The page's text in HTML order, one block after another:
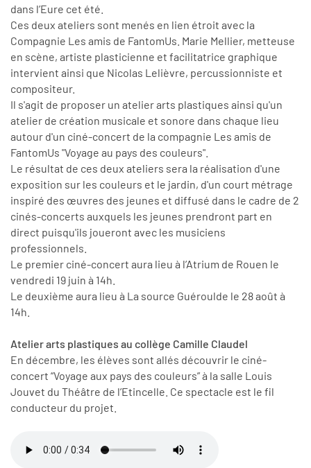
dans l’Eure cet été.
Ces deux ateliers sont menés en lien étroit avec la
Compagnie Les amis de FantomUs. Marie Mellier, metteuse
en scène, artiste plasticienne et facilitatrice graphique
intervient ainsi que Nicolas Lelièvre, percussionniste et
compositeur.
Il s'agit de proposer un atelier arts plastiques ainsi qu'un
atelier de création musicale et sonore dans chaque lieu
autour d'un ciné-concert de la compagnie Les amis de
FantomUs "Voyage au pays des couleurs".
Le résultat de ces deux ateliers sera la réalisation d'une
exposition sur les couleurs et le jardin, d'un court métrage
inspiré des œuvres des jeunes et diffusé dans le cadre de 2
cinés-concerts auxquels les jeunes prendront part en
direct puisqu'ils joueront avec les musiciens
professionnels.
Le premier ciné-concert aura lieu à l’Atrium de Rouen le
vendredi 19 juin à 14h.
Le deuxième aura lieu à La source Guéroulde le 28 août à
14h.
Atelier arts plastiques au collège Camille Claudel
En décembre, les élèves sont allés découvrir le ciné-
concert “Voyage aux pays des couleurs” à la salle Louis
Jouvet du Théâtre de l’Etincelle. Ce spectacle est le fil
conducteur du projet.